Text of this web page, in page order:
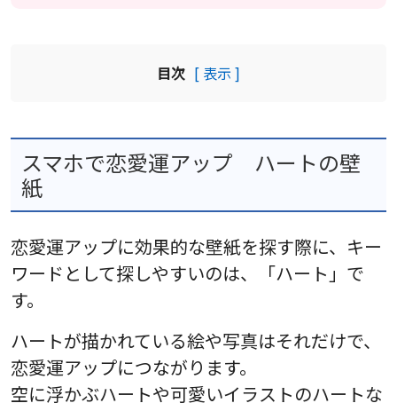
目次 [ 表示 ]
スマホで恋愛運アップ ハートの壁
紙
恋愛運アップに効果的な壁紙を探す際に、キー
ワードとして探しやすいのは、「ハート」で
す。
ハートが描かれている絵や写真はそれだけで、
恋愛運アップにつながります。
空に浮かぶハートや可愛いイラストのハートな